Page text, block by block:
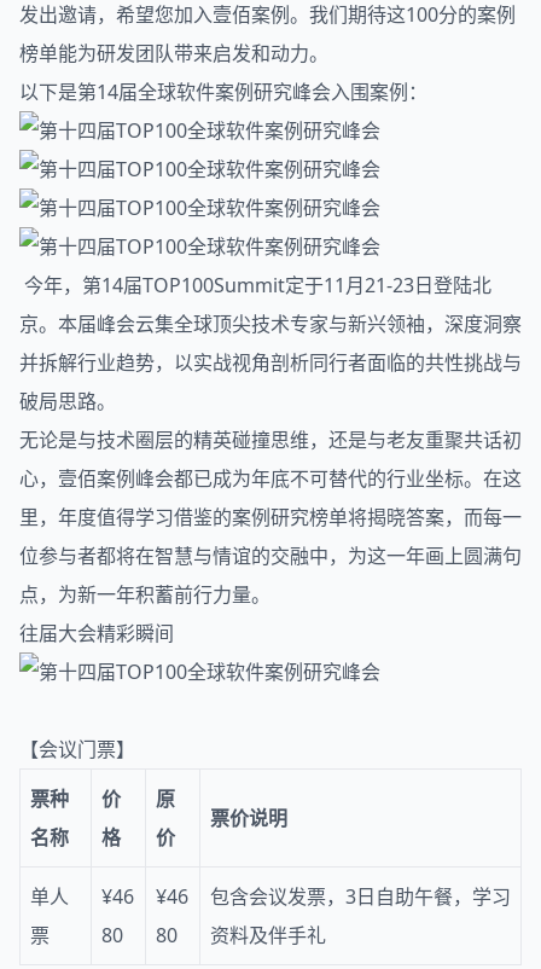
发出邀请，希望您加入壹佰案例。我们期待这100分的案例
榜单能为研发团队带来启发和动力。
以下是第14届全球软件案例研究峰会入围案例：
今年，第14届TOP100Summit定于11月21-23日登陆北
京。本届峰会云集全球顶尖技术专家与新兴领袖，深度洞察
并拆解行业趋势，以实战视角剖析同行者面临的共性挑战与
破局思路。
无论是与技术圈层的精英碰撞思维，还是与老友重聚共话初
心，壹佰案例峰会都已成为年底不可替代的行业坐标。在这
里，年度值得学习借鉴的案例研究榜单将揭晓答案，而每一
位参与者都将在智慧与情谊的交融中，为这一年画上圆满句
点，为新一年积蓄前行力量。
往届大会精彩瞬间
【会议门票】
票种
名称
价
格
原
价
票价说明
单人
票
¥46
80
¥46
80
包含会议发票，3日自助午餐，学习
资料及伴手礼